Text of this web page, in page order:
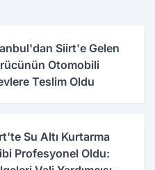
Siirt'e Gelen
Otomobili
Teslim Oldu
Su Altı Kurtarma
Profesyonel Oldu: